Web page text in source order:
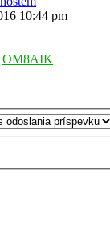
10:44 pm
OM8AIK